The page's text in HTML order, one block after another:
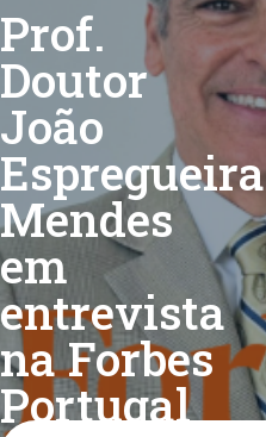
Prof.
Doutor
João
Espregueira
Mendes
em
entrevista
na Forbes
Portugal